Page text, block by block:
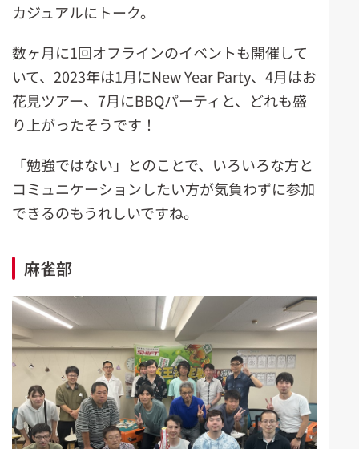
カジュアルにトーク。
数ヶ月に1回オフラインのイベントも開催して
いて、2023年は1月にNew Year Party、4月はお
花見ツアー、7月にBBQパーティと、どれも盛
り上がったそうです！
「勉強ではない」とのことで、いろいろな方と
コミュニケーションしたい方が気負わずに参加
できるのもうれしいですね。
麻雀部